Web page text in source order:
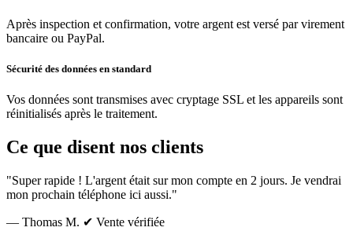
Après inspection et confirmation, votre argent est versé par virement
bancaire ou PayPal.
Sécurité des données en standard
Vos données sont transmises avec cryptage SSL et les appareils sont
réinitialisés après le traitement.
Ce que disent nos clients
"Super rapide ! L'argent était sur mon compte en 2 jours. Je vendrai
mon prochain téléphone ici aussi."
— Thomas M. ✔ Vente vérifiée